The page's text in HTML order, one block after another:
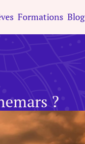
Formations Blog
?